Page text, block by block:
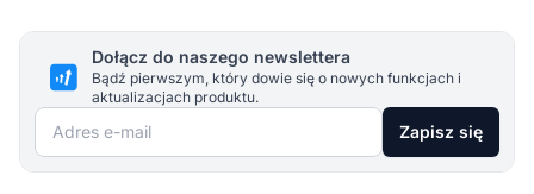
Dołącz do naszego newslettera
Bądź pierwszym, który dowie się o nowych funkcjach i
aktualizacjach produktu.
Adres e-mail Zapisz się